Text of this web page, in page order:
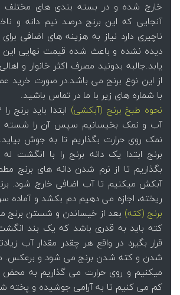
خارج شده و در بسته بندی های مختلف
آنجایی که این برنج درصد نیم دانه و
ناچیری دارد نیاز به هزینه های اضافی
دیده نشده و باعث شده قیمت نهایی این
یابد.جالبه بدونید مصرف اکثر خانوار و
از این نوع برنج می باشد.در صورت خرید
با شماره های زیر با ما در تماس باشید.
نحوه طبخ برنج (آبکشی)
آب و نمک بخیسانیم سپس آن را شسته
نمک روی حرارت بگذاریم تا به جوش
برنج ابتدا یک دانه برنج را با انگشت
بگذاریم تا از نرم شدن دانه های
آبکش میکنیم تا آب اضافی خارج شود.
ریخته، اجازه می دهیم دم بکشد و آماده
برنج (کته) بعد از خیساندن و شستن برنج
کته باید به قدری باشد که یک بند
قرار بگیرد در واقع هر چقدر مقدار آب
شدن و کته شدن برنج می شود و برعکس.
میکنیم و روی حرارت می گذاریم به محض
کم می کنیم تا به آرامی جوشیده و پخته